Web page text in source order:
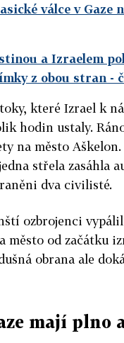
válce v
a Izraelem
z obou stran -
které Izrael k
hodin ustaly.
na město
střela zasáhla
dva civilisté.
ozbrojenci
město od začátku
obrana ale
mají plno